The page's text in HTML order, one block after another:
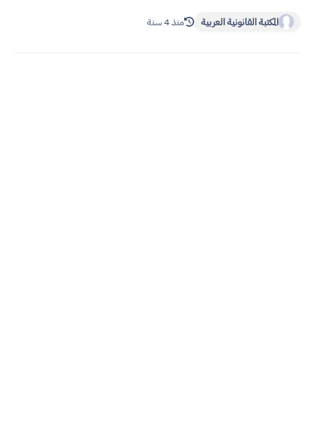
المكتبة القانونية العربية منذ 4 سنة